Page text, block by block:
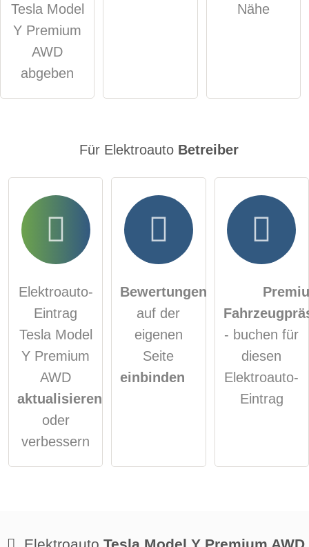
Klicken Sie hier um eine
Elektroauto-Eintrag zu stellen
Tesla Model
Y Premium
AWD
abgeben
Nähe
Für Elektroauto Betreiber
Elektroauto-
Eintrag
Tesla Model
Y Premium
AWD
aktualisieren
oder
verbessern
Bewertungen
auf der
eigenen
Seite
einbinden
- buchen für
diesen
Elektroauto-
Eintrag